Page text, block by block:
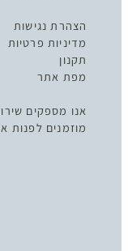
הצהרת נגישות
מדיניות פרטיות
תקנון
מפת אתר
אנו מספקים
מוזמנים לפנות